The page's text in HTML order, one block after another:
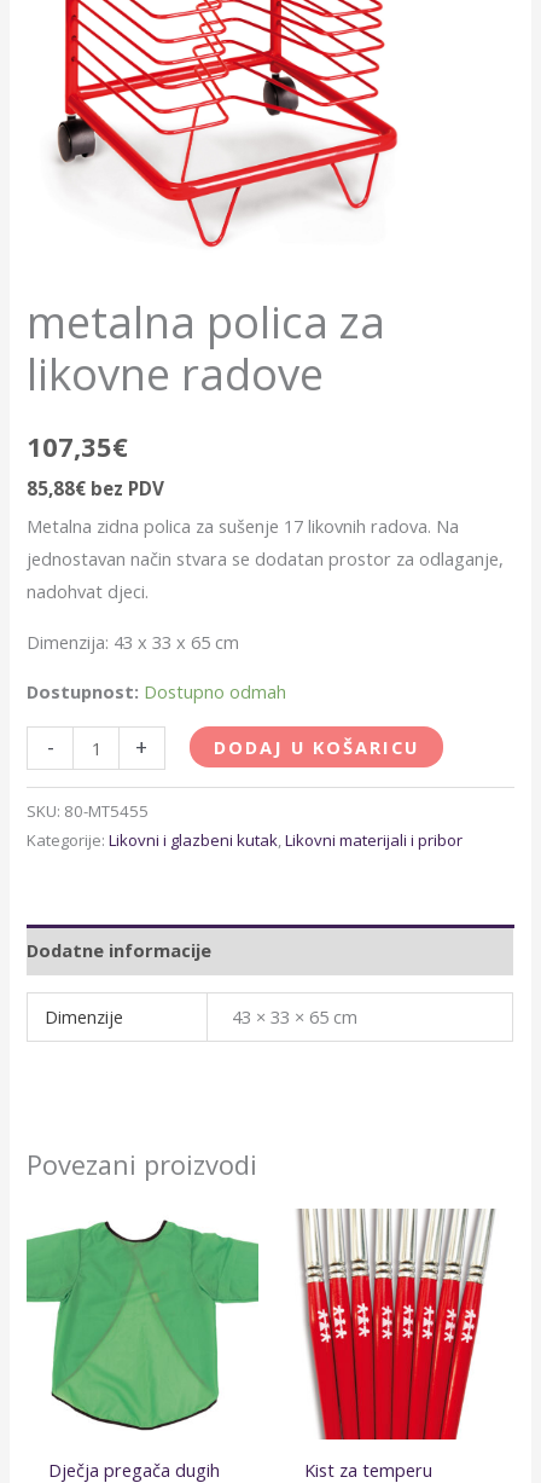
metalna polica za
likovne radove
107,35€
85,88€ bez PDV
Metalna zidna polica za sušenje 17 likovnih radova. Na
jednostavan način stvara se dodatan prostor za odlaganje,
nadohvat djeci.
Dimenzija: 43 x 33 x 65 cm
Dostupnost: Dostupno odmah
- + DODAJ U KOŠARICU
SKU: 80-MT5455
Kategorije:Likovni i glazbeni kutak,Likovni materijali i pribor
Dodatne informacije
Dimenzije 43 × 33 × 65 cm
Povezani proizvodi
Dječja pregača dugih
Kist za temperu